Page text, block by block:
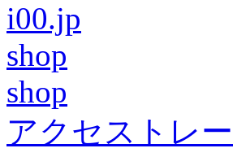
i00.jp
shop
shop
アクセストレ